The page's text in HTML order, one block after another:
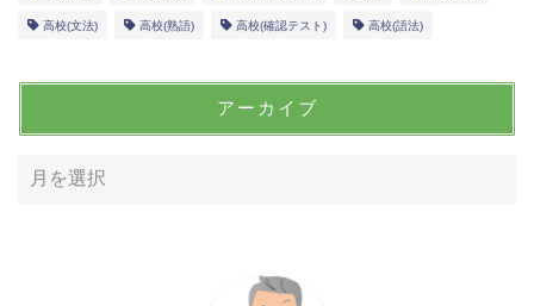
高校(文法) 高校(熟語) 高校(確認テスト) 高校(語法)
アーカイブ